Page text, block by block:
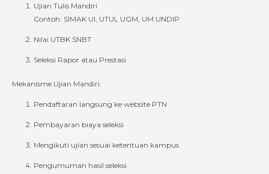
Ujian Tulis Mandiri
Contoh: SIMAK UI, UTUL UGM, UM UNDIP
Nilai UTBK SNBT
Seleksi Rapor atau Prestasi
Mekanisme Ujian Mandiri:
Pendaftaran langsung ke website PTN
Pembayaran biaya seleksi
Mengikuti ujian sesuai ketentuan kampus
Pengumuman hasil seleksi